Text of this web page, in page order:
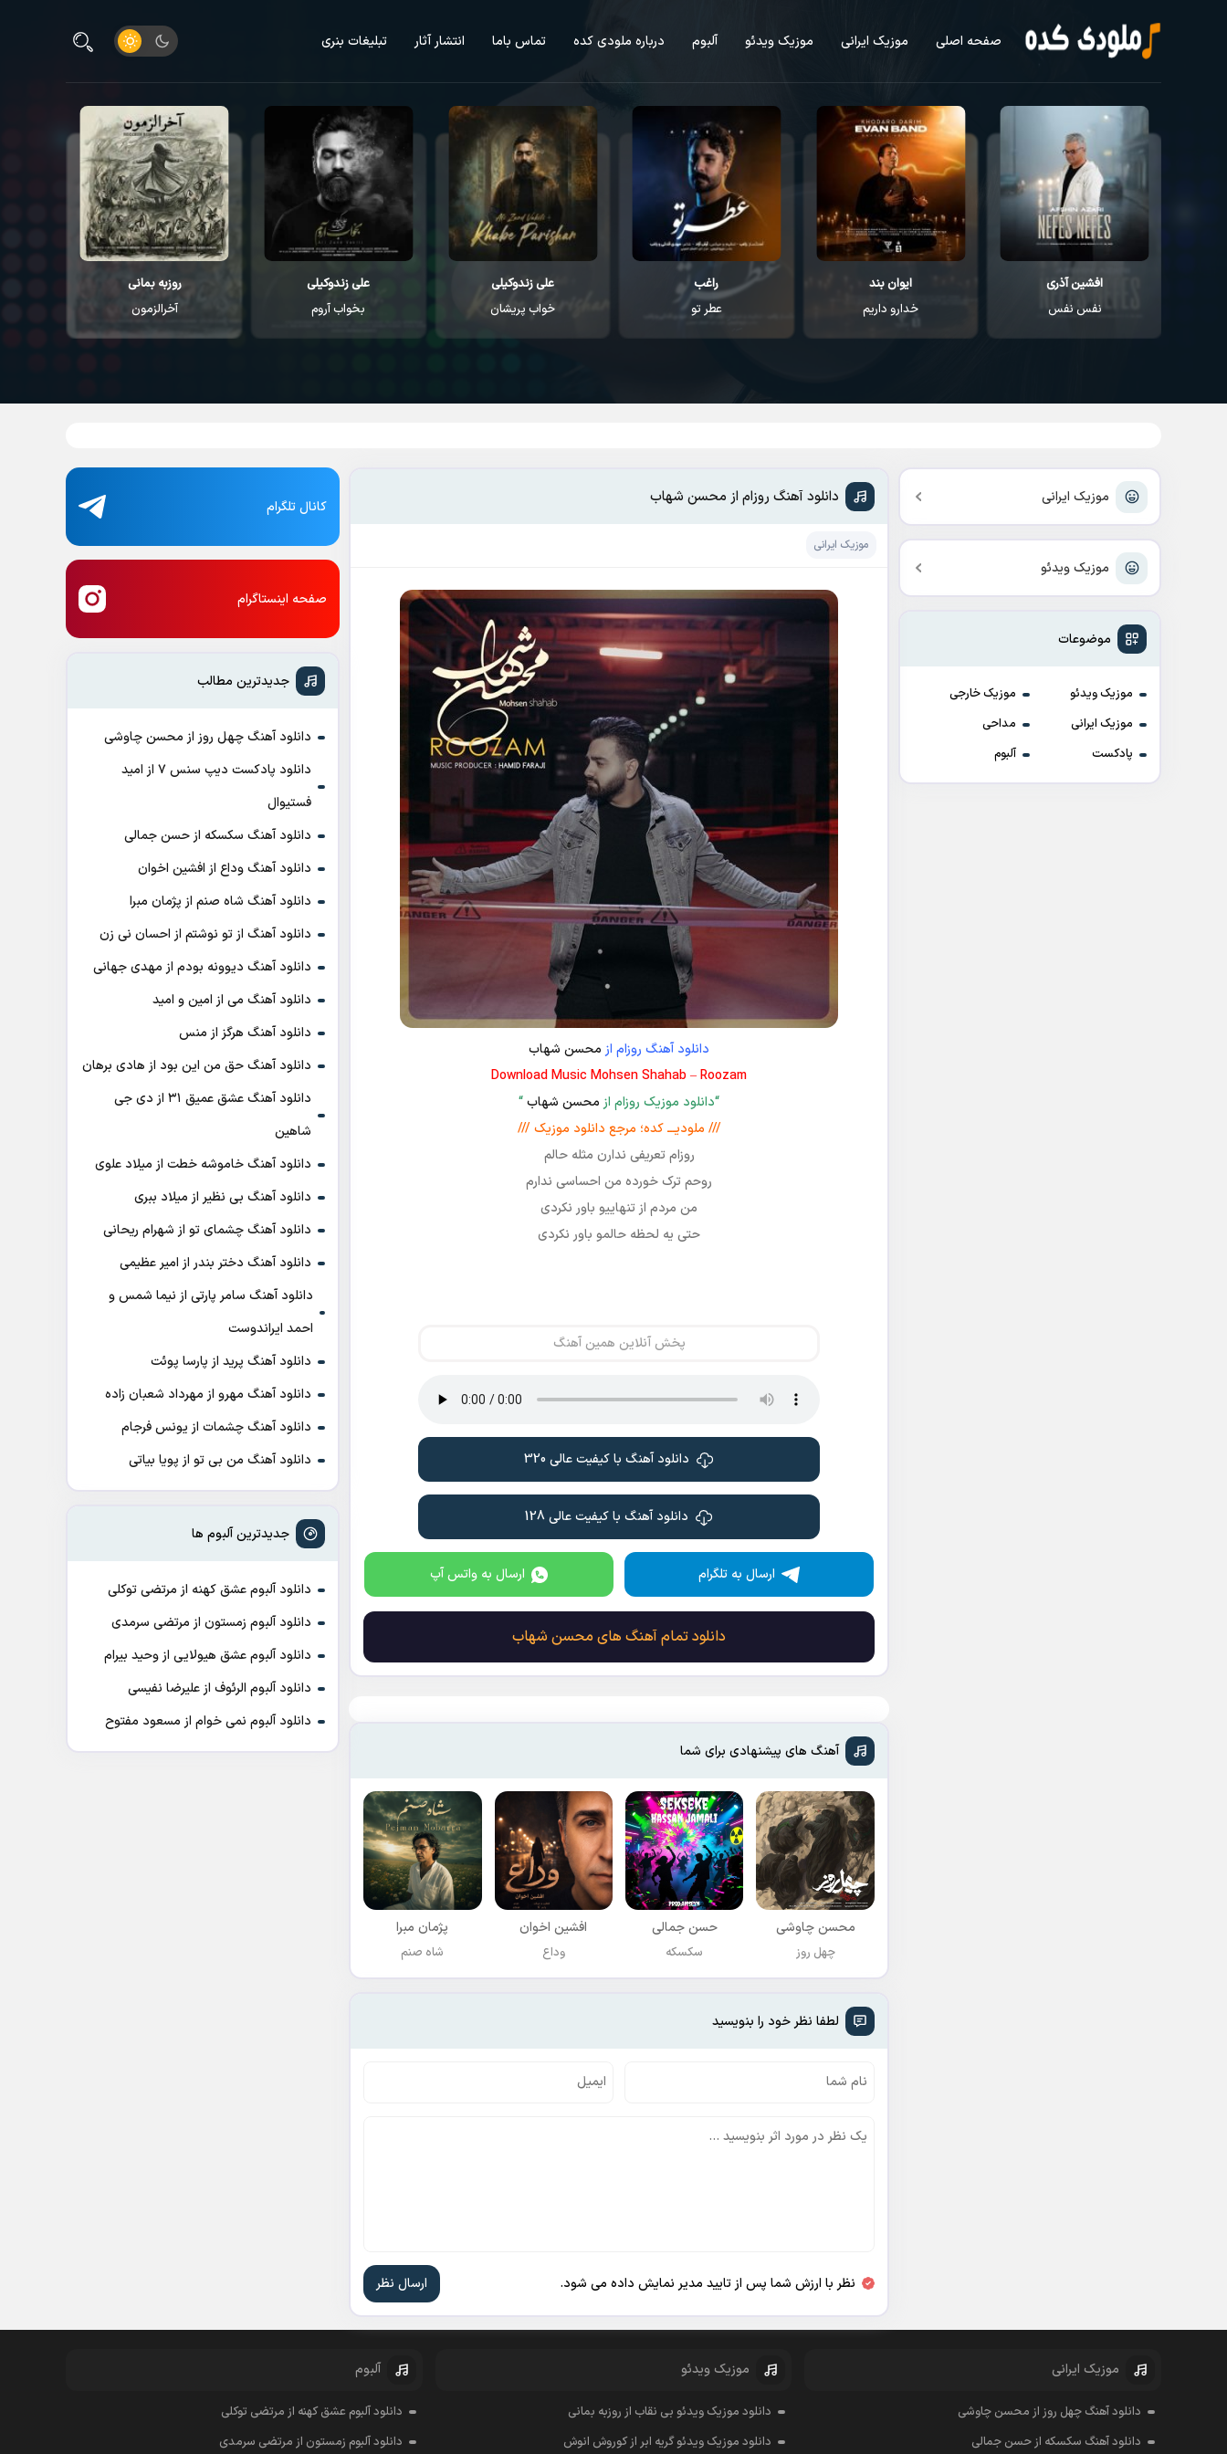
صفحه اصلی موزیک ایرانی موزیک ویدئو آلبوم درباره ملودی کده تماس باما انتشار آثار تبلیغات بنری
افشین آذری
نفس نفس
ایوان بند
خدارو داریم
راغب
عطر تو
علی زندوکیلی
خواب پریشان
علی زندوکیلی
بخواب آروم
روزبه بمانی
آخرالزمون
موزیک ایرانی
موزیک ویدئو
موضوعات
موزیک ویدئو
موزیک خارجی
موزیک ایرانی
مداحی
پادکست
آلبوم
دانلود آهنگ روزام از محسن شهاب
موزیک ایرانی
دانلود آهنگ روزام ازمحسن شهاب
Download Music Mohsen Shahab – Roozam
“دانلود موزیک روزام ازمحسن شهاب“
/// ملودیـــ کده؛ مرجع دانلود موزیک ///
روزام تعریفی ندارن مثله حالم
روحم ترک خورده من احساسی ندارم
من مردم از تنهاییو باور نکردی
حتی یه لحظه حالمو باور نکردی
پخش آنلاین همین آهنگ
دانلود آهنگ با کیفیت عالی 320
دانلود آهنگ با کیفیت عالی 128
ارسال به تلگرام ارسال به واتس آپ
دانلود تمام آهنگ های محسن شهاب
آهنگ های پیشنهادی برای شما
محسن چاوشی
چهل روز
حسن جمالی
سکسکه
افشين اخوان
وداع
پژمان مبرا
شاه صنم
لطفا نظر خود را بنویسید
نظر با ارزش شما پس از تایید مدیر نمایش داده می شود.
کانال تلگرام
صفحه اینستاگرام
جدیدترین مطالب
دانلود آهنگ چهل روز از محسن چاوشی
دانلود پادکست ديپ سنس ۷ از اميد
فستيوال
دانلود آهنگ سکسکه از حسن جمالی
دانلود آهنگ وداع از افشين اخوان
دانلود آهنگ شاه صنم از پژمان مبرا
دانلود آهنگ از تو نوشتم از احسان نی زن
دانلود آهنگ دیوونه بودم از مهدی جهانی
دانلود آهنگ می از امین و امید
دانلود آهنگ هرگز از منس
دانلود آهنگ حق من این بود از هادی برهان
دانلود آهنگ عشق عمیق ۳۱ از دی جی
شاهین
دانلود آهنگ خاموشه خطت از میلاد علوی
دانلود آهنگ بی نظیر از میلاد ببری
دانلود آهنگ چشمای تو از شهرام ریحانی
دانلود آهنگ دختر بندر از امیر عظیمی
دانلود آهنگ سامر پارتی از نیما شمس و
احمد ایراندوست
دانلود آهنگ پرید از پارسا پوئت
دانلود آهنگ مهرو از مهرداد شعبان زاده
دانلود آهنگ چشمات از یونس فرجام
دانلود آهنگ من بی تو از پویا بیاتی
جدیدترین آلبوم ها
دانلود آلبوم عشق کهنه از مرتضی توکلی
دانلود آلبوم زمستون از مرتضی سرمدی
دانلود آلبوم عشق هیولایی از وحید بیرام
دانلود آلبوم الرئوف از علیرضا نفیسی
دانلود آلبوم نمی خوام از مسعود مفتوح
موزیک ایرانی
دانلود آهنگ چهل روز از محسن چاوشی
دانلود آهنگ سکسکه از حسن جمالی
موزیک ویدئو
دانلود موزیک ویدئو بی نقاب از روزبه بمانی
دانلود موزیک ویدئو گریه ابر از کوروش انوش
آلبوم
دانلود آلبوم عشق کهنه از مرتضی توکلی
دانلود آلبوم زمستون از مرتضی سرمدی